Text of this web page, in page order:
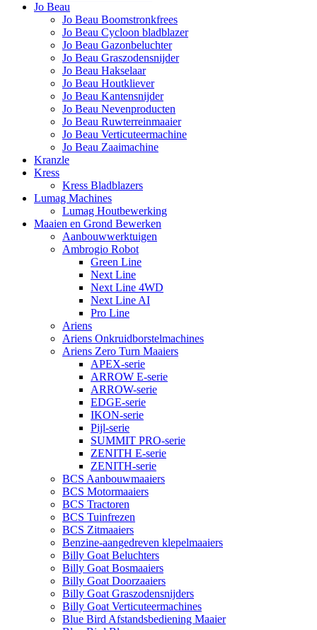
Jo Beau
Jo Beau Boomstronkfrees
Jo Beau Cycloon bladblazer
Jo Beau Gazonbeluchter
Jo Beau Graszodensnijder
Jo Beau Hakselaar
Jo Beau Houtkliever
Jo Beau Kantensnijder
Jo Beau Nevenproducten
Jo Beau Ruwterreinmaaier
Jo Beau Verticuteermachine
Jo Beau Zaaimachine
Kranzle
Kress
Kress Bladblazers
Lumag Machines
Lumag Houtbewerking
Maaien en Grond Bewerken
Aanbouwwerktuigen
Ambrogio Robot
Green Line
Next Line
Next Line 4WD
Next Line AI
Pro Line
Ariens
Ariens Onkruidborstelmachines
Ariens Zero Turn Maaiers
APEX-serie
ARROW E-serie
ARROW-serie
EDGE-serie
IKON-serie
Pijl-serie
SUMMIT PRO-serie
ZENITH E-serie
ZENITH-serie
BCS Aanbouwmaaiers
BCS Motormaaiers
BCS Tractoren
BCS Tuinfrezen
BCS Zitmaaiers
Benzine-aangedreven klepelmaaiers
Billy Goat Beluchters
Billy Goat Bosmaaiers
Billy Goat Doorzaaiers
Billy Goat Graszodensnijders
Billy Goat Verticuteermachines
Blue Bird Afstandsbediening Maaier